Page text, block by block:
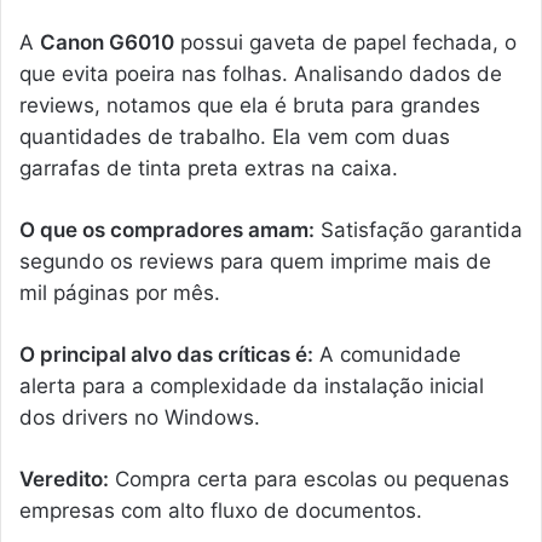
A Canon G6010 possui gaveta de papel fechada, o
que evita poeira nas folhas. Analisando dados de
reviews, notamos que ela é bruta para grandes
quantidades de trabalho. Ela vem com duas
garrafas de tinta preta extras na caixa.
O que os compradores amam: Satisfação garantida
segundo os reviews para quem imprime mais de
mil páginas por mês.
O principal alvo das críticas é: A comunidade
alerta para a complexidade da instalação inicial
dos drivers no Windows.
Veredito: Compra certa para escolas ou pequenas
empresas com alto fluxo de documentos.